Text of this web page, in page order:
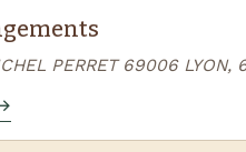
PERRET 69006 LYON,